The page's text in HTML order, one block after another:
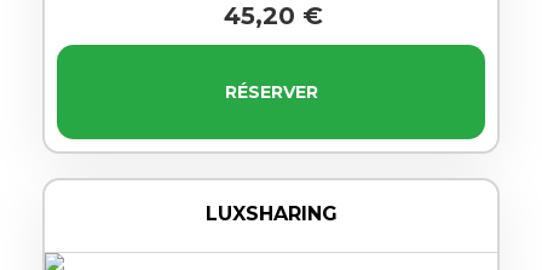
45,20 €
RÉSERVER
LUXSHARING